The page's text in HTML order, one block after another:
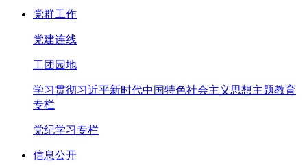
党群工作
党建连线
工团园地
学习贯彻习近平新时代中国特色社会主义思想主题教育
专栏
党纪学习专栏
信息公开